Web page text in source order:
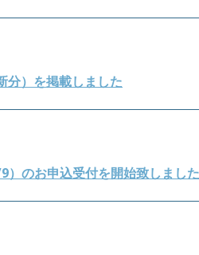
分）を掲載しました
のお申込受付を開始致しました